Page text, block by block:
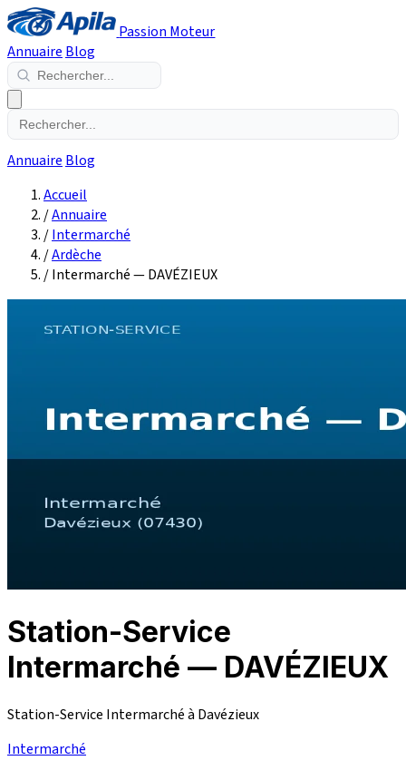
Passion Moteur
Annuaire Blog
Annuaire Blog
Accueil
/Annuaire
/Intermarché
/Ardèche
/Intermarché — DAVÉZIEUX
Station-Service
Intermarché — DAVÉZIEUX
Station-Service Intermarché à Davézieux
Intermarché